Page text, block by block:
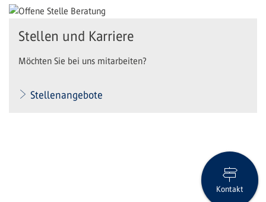
Stellen und Karriere
Möchten Sie bei uns mitarbeiten?
Stellenangebote
Kontakt